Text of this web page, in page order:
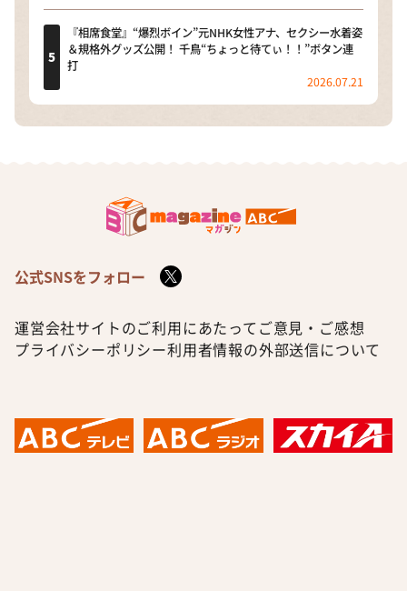
『相席食堂』“爆烈ボイン”元NHK女性アナ、セクシー水着姿
＆規格外グッズ公開！ 千鳥“ちょっと待てぃ！！”ボタン連
打
2026.07.21
公式SNSをフォロー
運営会社サイトのご利用にあたって ご意見・ご感想
プライバシーポリシー利用者情報の外部送信について